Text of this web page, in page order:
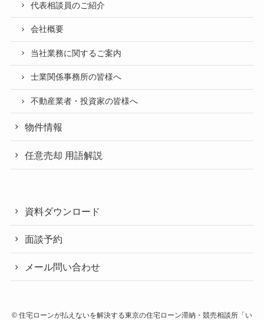
代表相談員のご紹介
会社概要
当社業務に関するご案内
士業関係事務所の皆様へ
不動産業者・投資家の皆様へ
物件情報
任意売却 用語解説
資料ダウンロード
面談予約
メール問い合わせ
© 住宅ローンが払えないを解決する東京の住宅ローン滞納・競売相談所「い